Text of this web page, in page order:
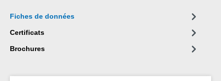
Fiches de données
Certificats
Brochures